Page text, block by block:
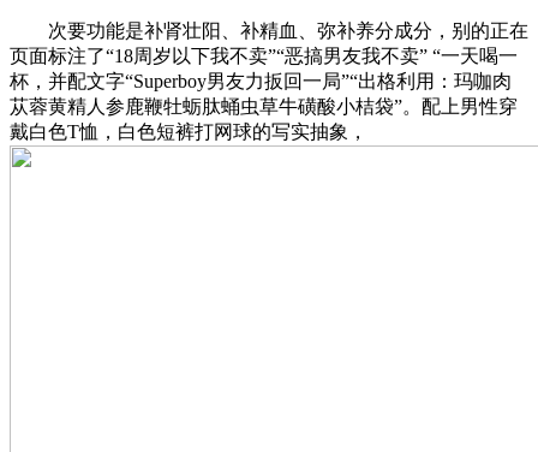
次要功能是补肾壮阳、补精血、弥补养分成分，别的正在
页面标注了“18周岁以下我不卖”“恶搞男友我不卖” “一天喝一
杯，并配文字“Superboy男友力扳回一局”“出格利用：玛咖肉
苁蓉黄精人参鹿鞭牡蛎肽蛹虫草牛磺酸小桔袋”。配上男性穿
戴白色T恤，白色短裤打网球的写实抽象，